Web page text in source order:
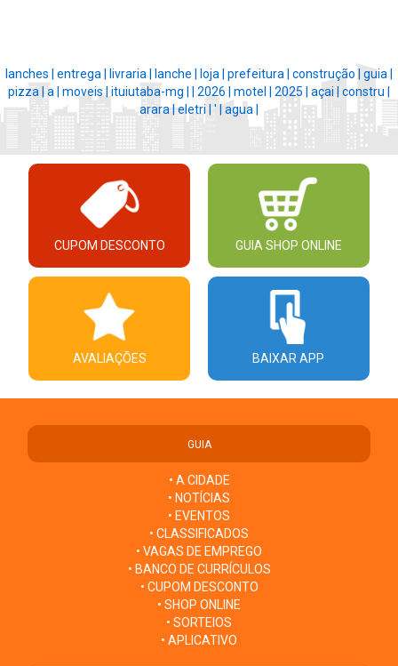
lanches | entrega | livraria | lanche | loja | prefeitura | construção | guia |
pizza | a | moveis | ituiutaba-mg | 2026 | motel | 2025 | açai | constru |
arara |eletri | ' | agua |
CUPOM DESCONTO GUIA SHOP ONLINE
AVALIAÇÕES BAIXAR APP
GUIA
• A CIDADE
• NOTÍCIAS
• EVENTOS
• CLASSIFICADOS
• VAGAS DE EMPREGO
• BANCO DE CURRÍCULOS
• CUPOM DESCONTO
• SHOP ONLINE
• SORTEIOS
• APLICATIVO